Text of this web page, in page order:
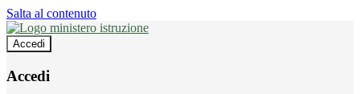
Salta al contenuto
Accedi
Accedi